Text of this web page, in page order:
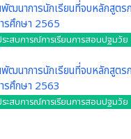
พัฒนาการนักเรียนที่จบหลักสูตร
รศึกษา 2565
ะสบการณ์การเรียนการสอนปฐมวัย
พัฒนาการนักเรียนที่จบหลักสูตร
รศึกษา 2563
ะสบการณ์การเรียนการสอนปฐมวัย